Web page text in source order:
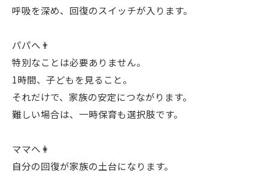
呼吸を深め、回復のスイッチが入ります。
パパへ👨
特別なことは必要ありません。
1時間、子どもを見ること。
それだけで、家族の安定につながります。
難しい場合は、一時保育も選択肢です。
ママへ👩
自分の回復が家族の土台になります。